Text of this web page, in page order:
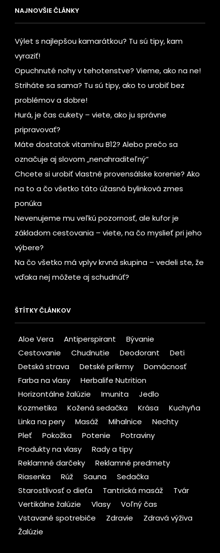
NAJNOVŠIE ČLÁNKY
Výlet s najlepšou kamarátkou? Tu sú tipy, kam
vyraziť!
Opuchnuté nohy v tehotenstve? Vieme, ako na ne!
Striháte sa sama? Tu sú tipy, ako to urobiť bez
problémov a dobre!
Hurá, je čas cukety – viete, ako ju správne
pripravovať?
Máte dostatok vitamínu B12? Alebo prečo sa
označuje aj slovom „nenahraditeľný“
Chcete si urobiť vlastné provensálske korenie? Ako
na to a čo všetko táto úžasná bylinková zmes
ponúka
Nevenujeme mu veľkú pozornosť, ale kufor je
základom cestovania – viete, na čo myslieť pri jeho
výbere?
Na čo všetko má vplyv krvná skupina – vedeli ste, že
vďaka nej môžete aj schudnúť?
ŠTÍTKY ČLÁNKOV
Aloe Vera Antiperspirant
Bývanie
Cestovanie
Chudnutie Deodorant
Deti
Detská strava
Detské príkrmy
Domácnosť
Farba na vlasy
Herbalife Nutrition
Horizontálne žalúzie
Imunita
Jedlo
Kozmetika
Kožená sedačka Krása
Kuchyňa
Linka na pery
Masáž Mihalnice
Nechty
Pleť
Pokožka Potenie
Potraviny
Produkty na vlasy
Rady a tipy
Reklamné darčeky
Reklamné predmety
Riasenka
Rúž Sauna
Sedačka
Starostlivosť o dieťa
Tantrická masáž
Tvár
Vertikálne žalúzie
Vlasy
Voľný čas
Vstavané spotrebiče
Zdravie
Zdravá výživa
Žalúzie